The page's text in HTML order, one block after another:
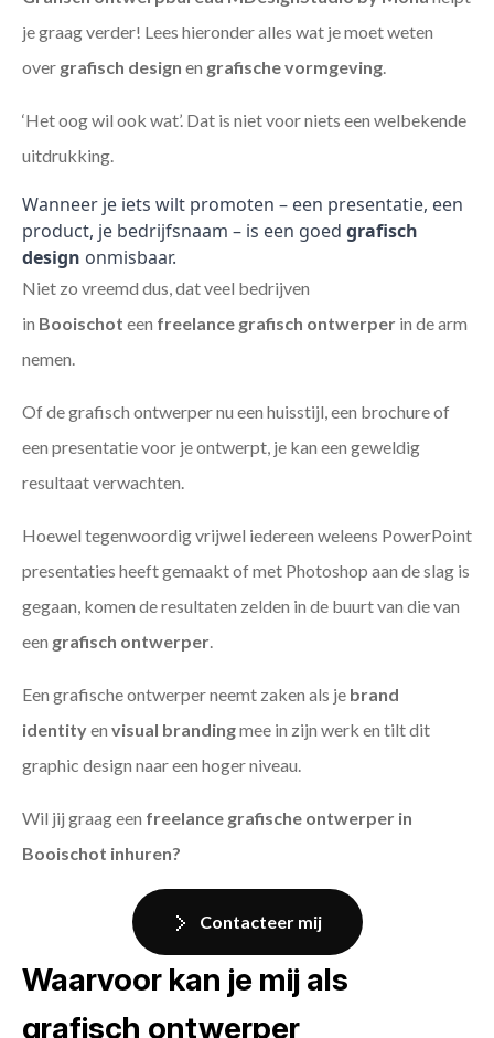
je graag verder! Lees hieronder alles wat je moet weten
over grafisch design en grafische vormgeving
‘Het oog wil ook wat’. Dat is niet voor niets een welbekende
uitdrukking.
Wanneer je iets wilt promoten – een presentatie, een
product, je bedrijfsnaam – is een goed grafisch
design onmisbaar.
Niet zo vreemd dus, dat veel bedrijven
in Booischot een freelance grafisch ontwerper in de arm
nemen.
Of de grafisch ontwerper nu een huisstijl, een brochure of
een presentatie voor je ontwerpt, je kan een geweldig
resultaat verwachten.
Hoewel tegenwoordig vrijwel iedereen weleens PowerPoint
presentaties heeft gemaakt of met Photoshop aan de slag is
gegaan, komen de resultaten zelden in de buurt van die van
een grafisch ontwerper
Een grafische ontwerper neemt zaken als je brand
identityen visual brandingmee in zijn werk en tilt dit
graphic design naar een hoger niveau.
Wil jij graag een freelance grafische ontwerper in
Booischot inhuren?
Contacteer mij
Waarvoor kan je mij als
grafisch ontwerper